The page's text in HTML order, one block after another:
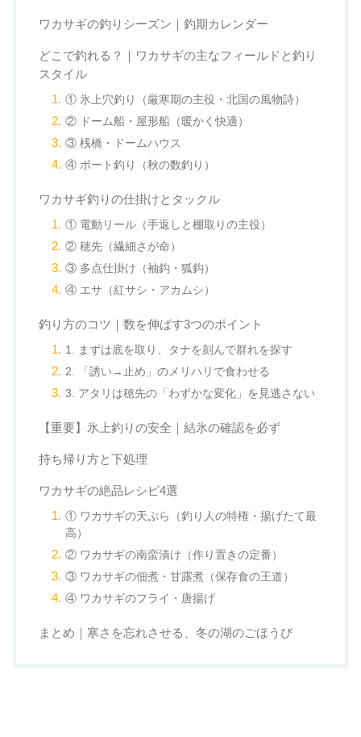
ワカサギの釣りシーズン｜釣期カレンダー
どこで釣れる？｜ワカサギの主なフィールドと釣り
スタイル
① 氷上穴釣り（厳寒期の主役・北国の風物詩）
② ドーム船・屋形船（暖かく快適）
③ 桟橋・ドームハウス
④ ボート釣り（秋の数釣り）
ワカサギ釣りの仕掛けとタックル
① 電動リール（手返しと棚取りの主役）
② 穂先（繊細さが命）
③ 多点仕掛け（袖鈎・狐鈎）
④ エサ（紅サシ・アカムシ）
釣り方のコツ｜数を伸ばす3つのポイント
1. まずは底を取り、タナを刻んで群れを探す
2. 「誘い→止め」のメリハリで食わせる
3. アタリは穂先の「わずかな変化」を見逃さない
【重要】氷上釣りの安全｜結氷の確認を必ず
持ち帰り方と下処理
ワカサギの絶品レシピ4選
① ワカサギの天ぷら（釣り人の特権・揚げたて最
高）
② ワカサギの南蛮漬け（作り置きの定番）
③ ワカサギの佃煮・甘露煮（保存食の王道）
④ ワカサギのフライ・唐揚げ
まとめ｜寒さを忘れさせる、冬の湖のごほうび